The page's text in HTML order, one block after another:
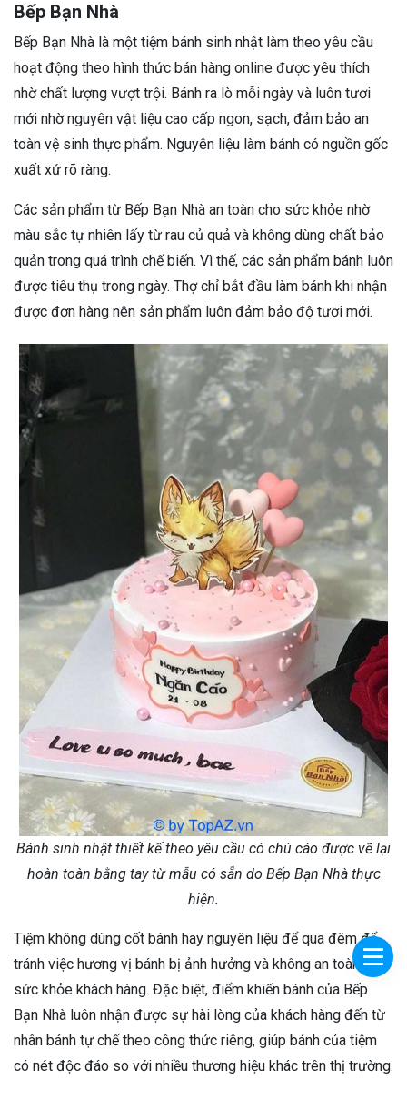
Bếp Bạn Nhà
Bếp Bạn Nhà là một tiệm bánh sinh nhật làm theo yêu cầu
hoạt động theo hình thức bán hàng online được yêu thích
nhờ chất lượng vượt trội. Bánh ra lò mỗi ngày và luôn tươi
mới nhờ nguyên vật liệu cao cấp ngon, sạch, đảm bảo an
toàn vệ sinh thực phẩm. Nguyên liệu làm bánh có nguồn gốc
xuất xứ rõ ràng.
Các sản phẩm từ Bếp Bạn Nhà an toàn cho sức khỏe nhờ
màu sắc tự nhiên lấy từ rau củ quả và không dùng chất bảo
quản trong quá trình chế biến. Vì thế, các sản phẩm bánh luôn
được tiêu thụ trong ngày. Thợ chỉ bắt đầu làm bánh khi nhận
được đơn hàng nên sản phẩm luôn đảm bảo độ tươi mới.
Bánh sinh nhật thiết kế theo yêu cầu có chú cáo được vẽ lại
hoàn toàn bằng tay từ mẫu có sẵn do Bếp Bạn Nhà thực
hiện.
Tiệm không dùng cốt bánh hay nguyên liệu để qua đêm để
tránh việc hương vị bánh bị ảnh hưởng và không an toàn cho
sức khỏe khách hàng. Đặc biệt, điểm khiến bánh của Bếp
Bạn Nhà luôn nhận được sự hài lòng của khách hàng đến từ
nhân bánh tự chế theo công thức riêng, giúp bánh của tiệm
có nét độc đáo so với nhiều thương hiệu khác trên thị trường.